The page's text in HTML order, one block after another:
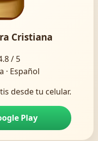
Cristiana
/ 5
· Español
desde tu celular.
Play